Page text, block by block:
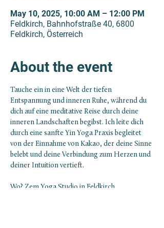
May 10, 2025, 10:00 AM – 12:00 PM
Feldkirch, Bahnhofstraße 40, 6800
Feldkirch, Österreich
About the event
Tauche ein in eine Welt der tiefen
Entspannung und inneren Ruhe, während du
dich auf eine meditative Reise durch deine
inneren Landschaften begibst. Ich leite dich
durch eine sanfte Yin Yoga Praxis begleitet
von der Einnahme von Kakao, der deine Sinne
belebt und deine Verbindung zum Herzen und
deiner Intuition vertieft.
Wo? Zem Yoga Studio in Feldkirch,